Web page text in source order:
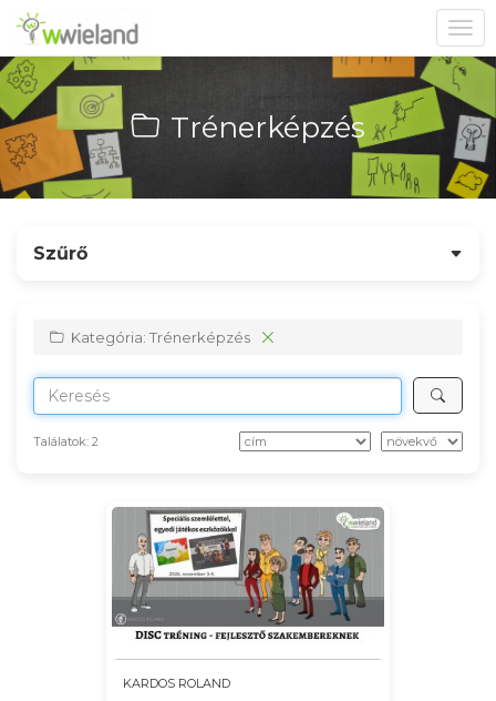
Trénerképzés
Szűrő
Kategória: Trénerképzés
Találatok: 2
KARDOS ROLAND